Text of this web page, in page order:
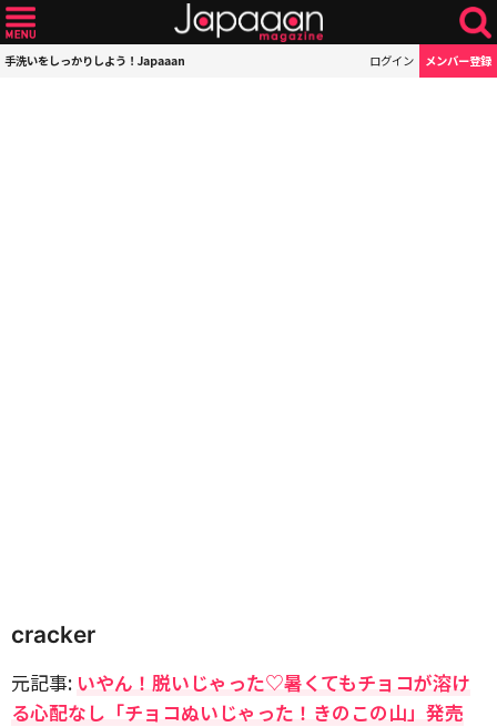
手洗いをしっかりしよう！Japaaan ログイン メンバー登録
cracker
元記事: いやん！脱いじゃった♡暑くてもチョコが溶け
る心配なし「チョコぬいじゃった！きのこの山」発売